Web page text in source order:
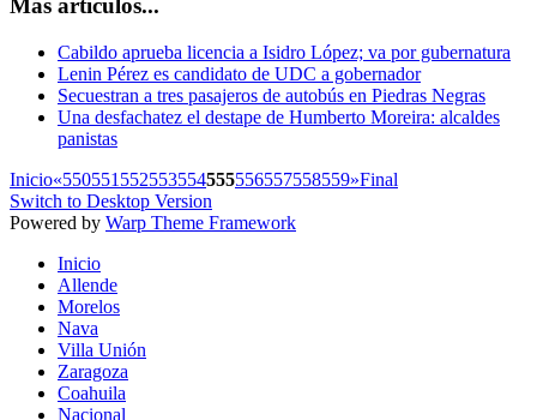
Más artículos...
Cabildo aprueba licencia a Isidro López; va por gubernatura
Lenin Pérez es candidato de UDC a gobernador
Secuestran a tres pasajeros de autobús en Piedras Negras
Una desfachatez el destape de Humberto Moreira: alcaldes
panistas
Inicio«550551 552553554555556557558559»Final
Switch to Desktop Version
Powered by Warp Theme Framework
Inicio
Allende
Morelos
Nava
Villa Unión
Zaragoza
Coahuila
Nacional